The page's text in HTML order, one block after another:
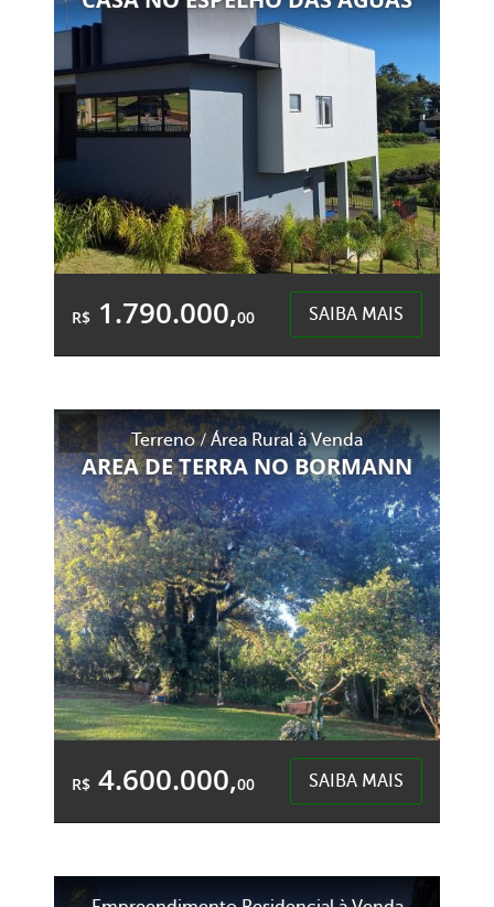
Centro - Chapecó
R$ 1.790.000,00 SAIBA MAIS
Área Total:
1.000,00m²
Área Privativa:
258,88m²
Colonia BAcia - Cordilheira Alta
Terreno / Área Rural à Venda
AREA DE TERRA NO BORMANN
R$ 4.600.000,00 SAIBA MAIS
20.000,00m²
20.000,00m²